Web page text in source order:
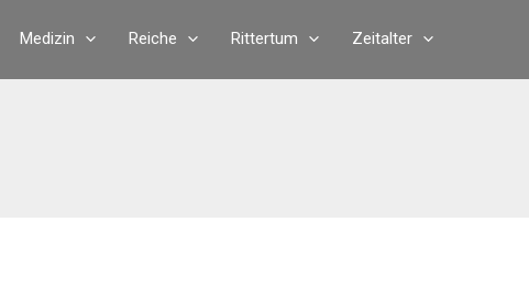
Medizin Reiche Rittertum Zeitalter